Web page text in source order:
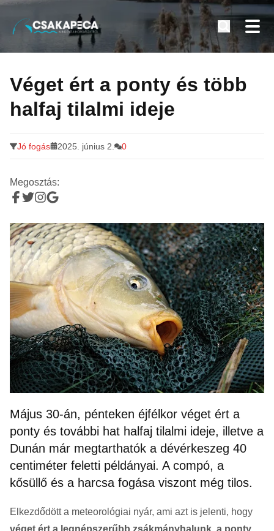
tartalomra
Minden a horgászatról
Véget ért a ponty és több
halfaj tilalmi ideje
Jó fogás 2025. június 2. 0
Megosztás:
Május 30-án, pénteken éjfélkor véget ért a
ponty és további hat halfaj tilalmi ideje, illetve a
Dunán már megtarthatók a dévérkeszeg 40
centiméter feletti példányai. A compó, a
kősüllő és a harcsa fogása viszont még tilos.
Elkezdődött a meteorológiai nyár, ami azt is jelenti, hogy
véget ért a legnépszerűbb zsákmányhalunk, a ponty